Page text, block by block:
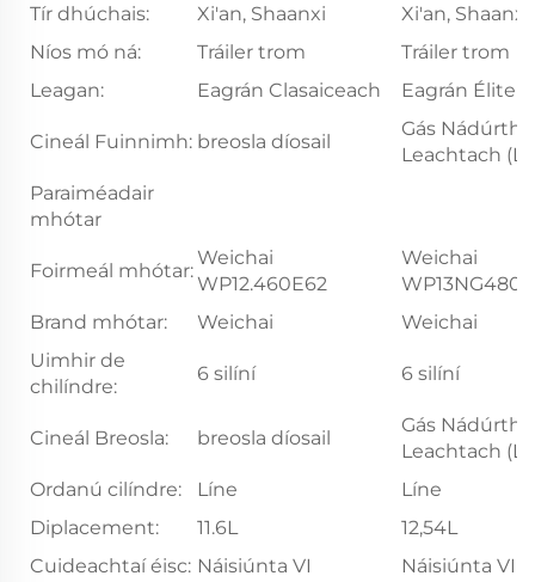
Tír dhúchais: Xi'an, Shaanxi
Xi'an, Shaanxi
Níos mó ná:
Tráiler trom
Tráiler trom
Leagan:
Eagrán Clasaiceach Eagrán Élite
Cineál Fuinnimh: breosla díosail
Gás Nádúrtha
Leachtach
Paraiméadair
mhótar
Foirmeál mhótar:
Weichai
WP12.460E62
Weichai
Brand mhótar:
Weichai
Weichai
Uimhir de
chilíndre:
6 silíní 6 silíní
Cineál Breosla: breosla díosail
Gás Nádúrtha
Leachtach
Ordanú cilíndre:
Líne
Líne
Diplacement:
11.6L
12,54L
Cuideachtaí éisc: Náisiúnta VI
Náisiúnta VI